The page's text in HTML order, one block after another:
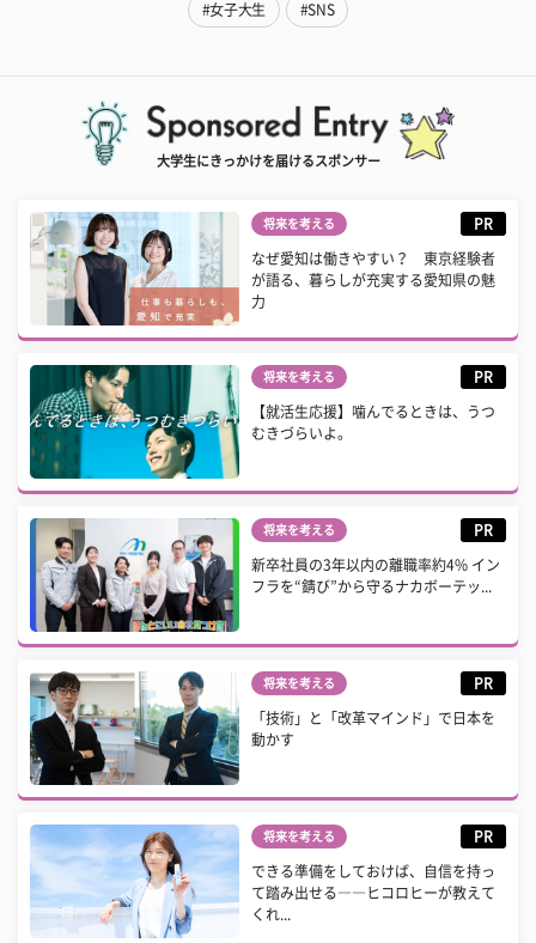
#女子大生 #SNS
大学生にきっかけを届けるスポンサー
将来を考える PR
なぜ愛知は働きやすい？ 東京経験者
が語る、暮らしが充実する愛知県の魅
力
将来を考える PR
【就活生応援】噛んでるときは、うつ
むきづらいよ。
将来を考える PR
新卒社員の3年以内の離職率約4% イン
フラを“錆び”から守るナカボーテッ...
将来を考える PR
「技術」と「改革マインド」で日本を
動かす
将来を考える PR
できる準備をしておけば、自信を持っ
て踏み出せる――ヒコロヒーが教えて
くれ...